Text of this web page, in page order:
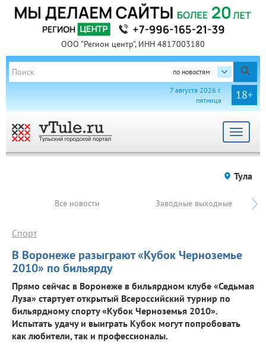
ООО "Регион центр", ИНН 4817003180
по новостям
18+
7 августа 2026 г.
пятница
Toggle
Тула
Все новости Заводные выходные
В Воронеже разыграют «Кубок Черноземье
2010» по бильярду
Спорт
Прямо сейчас в Воронеже в бильярдном клубе «Седьмая
Луза» стартует открытый Всероссийский турнир по
бильярдному спорту «Кубок Черноземья 2010».
Испытать удачу и выиграть Кубок могут попробовать
как любители, так и профессионалы.